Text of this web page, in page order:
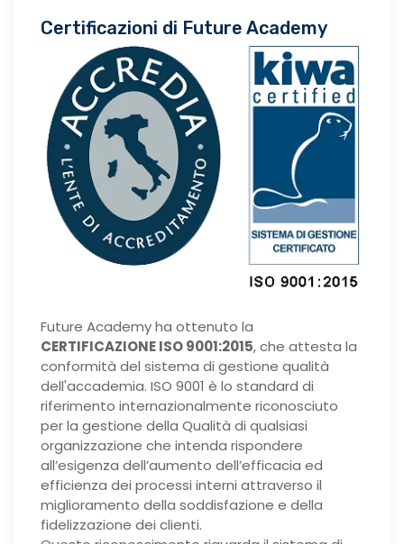
Certificazioni di Future Academy
Future Academy ha ottenuto la
CERTIFICAZIONE ISO 9001:2015, che attesta la
conformità del sistema di gestione qualità
dell'accademia. ISO 9001 è lo standard di
riferimento internazionalmente riconosciuto
per la gestione della Qualità di qualsiasi
organizzazione che intenda rispondere
all’esigenza dell’aumento dell’efficacia ed
efficienza dei processi interni attraverso il
miglioramento della soddisfazione e della
fidelizzazione dei clienti.